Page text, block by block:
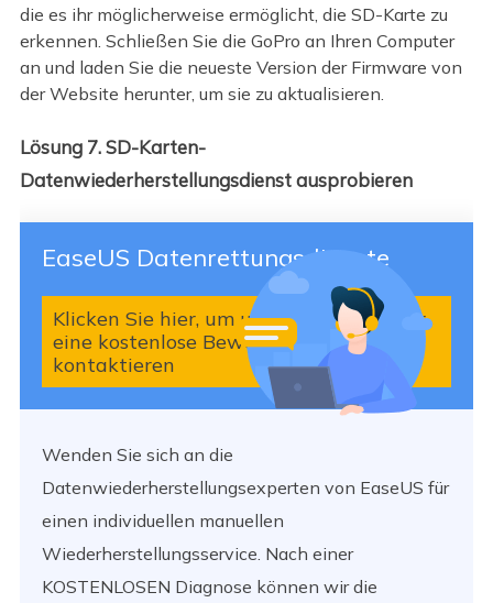
die es ihr möglicherweise ermöglicht, die SD-Karte zu
erkennen. Schließen Sie die GoPro an Ihren Computer
an und laden Sie die neueste Version der Firmware von
der Website herunter, um sie zu aktualisieren.
Lösung 7. SD-Karten-
Datenwiederherstellungsdienst ausprobieren
EaseUS Datenrettungsdienste
Klicken Sie hier, um unsere Experten für
eine kostenlose Bewertung zu
kontaktieren
Wenden Sie sich an die
Datenwiederherstellungsexperten von EaseUS für
einen individuellen manuellen
Wiederherstellungsservice. Nach einer
KOSTENLOSEN Diagnose können wir die